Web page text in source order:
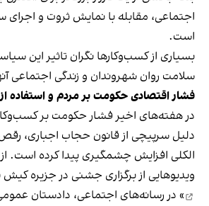
اجتماعی، مقابله با نمایش ثروت و اجرای
است.
بسیاری از کسب‌وکارها نگران تاثیر این
سلامت روان شهروندان و زندگی اجتماعی
فشار اقتصادی حکومت بر مردم و استفاده
در هفته‌های اخیر فشار حکومت بر
دلیل سرپیچی از قانون حجاب اجباری،
الکلی افزایش چشمگیری پیدا کرده است.
ویدیوهایی از برگزاری جشنی در جزیره کیش
» در رسانه‌های اجتماعی، دادستان